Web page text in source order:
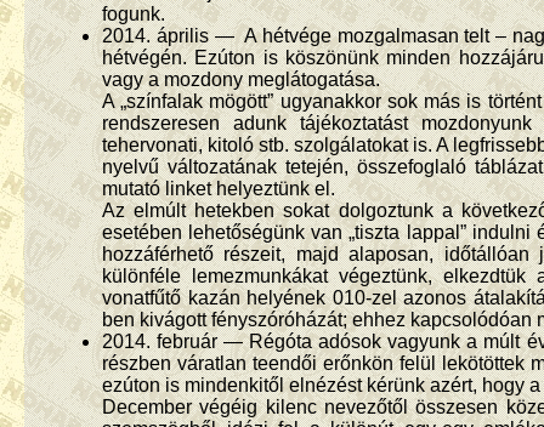
fogunk.
2014. április — A hétvége mozgalmasan telt –
hétvégén. Ezúton is köszönünk minden
vagy a mozdony meglátogatása.
A „színfalak mögött” ugyanakkor sok más is
rendszeresen adunk tájékoztatást
tehervonati, kitoló stb. szolgálatokat is. A
nyelvű változatának tetején, összefoglaló
mutató linket helyeztünk el.
Az elmúlt hetekben sokat dolgoztunk a
esetében lehetőségünk van „tiszta lappal”
hozzáférhető részeit, majd alaposan,
különféle lemezmunkákat végeztünk,
vonatfűtő kazán helyének 010-zel azonos
ben kivágott fényszóróházát; ehhez kapcsolódóan
2014. február — Régóta adósok vagyunk a múlt
részben váratlan teendői erőnkön felül lekötöttek
ezúton is mindenkitől elnézést kérünk azért, hogy
December végéig kilenc nevezőtől összesen